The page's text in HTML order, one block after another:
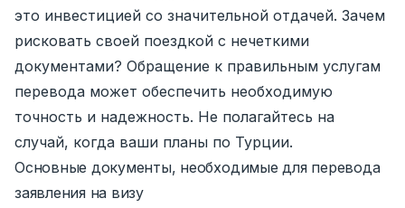
это инвестицией со значительной отдачей. Зачем
рисковать своей поездкой с нечеткими
документами? Обращение к правильным услугам
перевода может обеспечить необходимую
точность и надежность. Не полагайтесь на
случай, когда ваши планы по Турции.
Основные документы, необходимые для перевода
заявления на визу